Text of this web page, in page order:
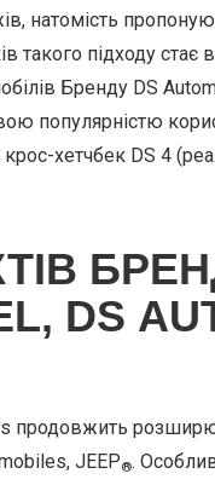
натомість
підходу стає
Бренду DS
популярністю
хетчбек DS 4
DS
продовжить
JEEP®.